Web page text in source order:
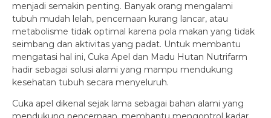
menjadi semakin penting. Banyak orang mengalami
tubuh mudah lelah, pencernaan kurang lancar, atau
metabolisme tidak optimal karena pola makan yang tidak
seimbang dan aktivitas yang padat. Untuk membantu
mengatasi hal ini, Cuka Apel dan Madu Hutan Nutrifarm
hadir sebagai solusi alami yang mampu mendukung
kesehatan tubuh secara menyeluruh.
Cuka apel dikenal sejak lama sebagai bahan alami yang